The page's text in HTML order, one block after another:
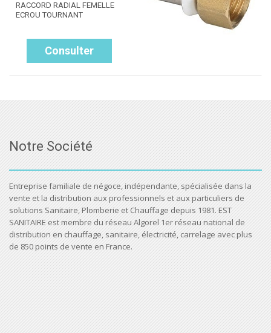
RACCORD RADIAL FEMELLE
ECROU TOURNANT
Consulter
Notre Société
Entreprise familiale de négoce, indépendante, spécialisée dans la
vente et la distribution aux professionnels et aux particuliers de
solutions Sanitaire, Plomberie et Chauffage depuis 1981. EST
SANITAIRE est membre du réseau Algorel 1er réseau national de
distribution en chauffage, sanitaire, électricité, carrelage avec plus
de 850 points de vente en France.